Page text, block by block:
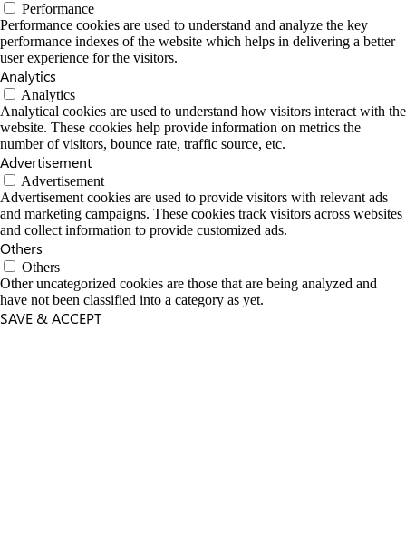
Performance
Performance cookies are used to understand and analyze the key
performance indexes of the website which helps in delivering a better
user experience for the visitors.
Analytics
Analytics
Analytical cookies are used to understand how visitors interact with the
website. These cookies help provide information on metrics the
number of visitors, bounce rate, traffic source, etc.
Advertisement
Advertisement
Advertisement cookies are used to provide visitors with relevant ads
and marketing campaigns. These cookies track visitors across websites
and collect information to provide customized ads.
Others
Others
Other uncategorized cookies are those that are being analyzed and
have not been classified into a category as yet.
SAVE & ACCEPT